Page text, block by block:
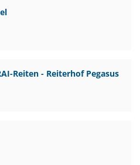
Reiten - Reiterhof Pegasus